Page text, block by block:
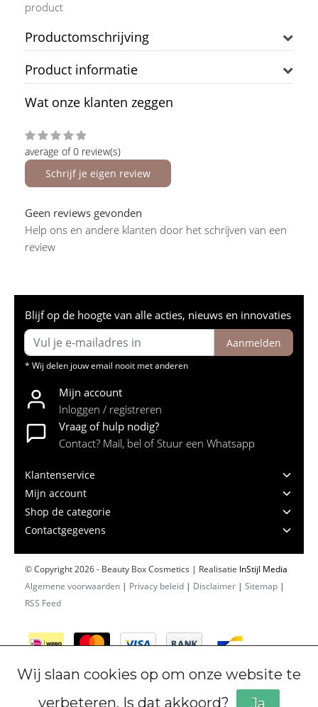
product
Productomschrijving
Product informatie
Wat onze klanten zeggen
average of 0 review(s)
Schrijf je eigen review
Geen reviews gevonden
Help ons en andere klanten door het schrijven van een
review
Blijf op de hoogte van alle acties, nieuws en innovaties
Aanmelden
* Wij delen jouw email nooit met anderen
Mijn account
Inloggen / registreren
Vraag of hulp nodig?
Contact? Mail, bel of Stuur een Whatsapp
Klantenservice
Mijn account
Shop de categorie
Contactgegevens
© Copyright 2026 - Beauty Box Cosmetics | Realisatie InStijl Media
Algemene voorwaarden | Privacy beleid | Disclaimer | Sitemap |
RSS Feed
Wij slaan cookies op om onze website te
verbeteren. Is dat akkoord?